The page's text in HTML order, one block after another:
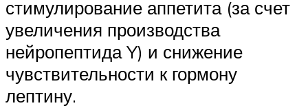
стимулирование аппетита (за счет
увеличения производства
нейропептида Y) и снижение
чувствительности к гормону
лептину.